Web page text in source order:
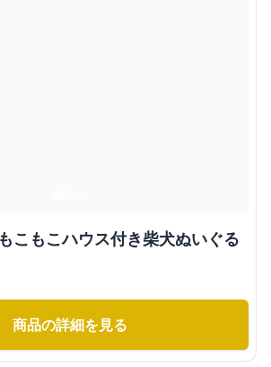
こもこハウス付き柴犬ぬいぐる
商品の詳細を見る